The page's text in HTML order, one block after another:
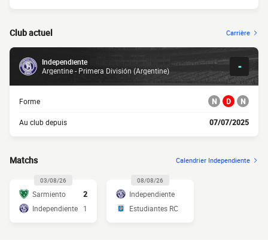
Club actuel Carrière
Independiente
Argentine - Primera División (Argentine)
-
Forme N D N
Au club depuis 07/07/2025
Matchs Calendrier Independiente
03/08/26
Sarmiento
2
Independiente
1
08/08/26
Independiente
Estudiantes RC